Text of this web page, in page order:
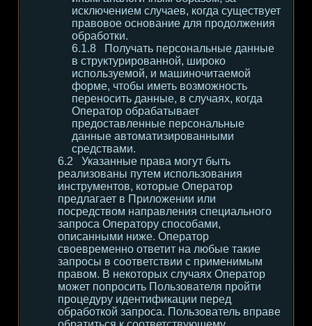
исключением случаев, когда существует
правовое основание для продолжения
обработки.
Получать персональные данные
в структурированной, широко
используемой, и машиночитаемой
форме, чтобы иметь возможность
переносить данные, в случаях, когда
Оператор обрабатывает
предоставленные персональные
данные автоматизированными
средствами.
Указанные права могут быть
реализованы путем использования
инструментов, которые Оператор
предлагает в Приложении или
посредством направления специального
запроса Оператору способами,
описанными ниже. Оператор
своевременно ответит на любые такие
запросы в соответствии с применимым
правом. В некоторых случаях Оператор
может попросить Пользователя пройти
процедуру идентификации перед
обработкой запроса. Пользователь вправе